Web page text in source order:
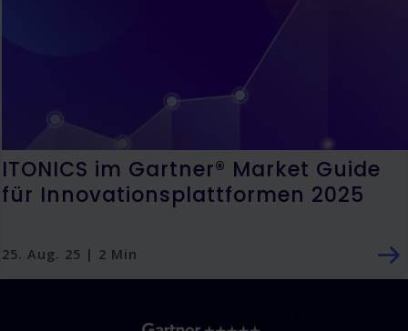
ITONICS im Gartner® Market Guide
für Innovationsplattformen 2025
25. Aug. 25 | 2 Min